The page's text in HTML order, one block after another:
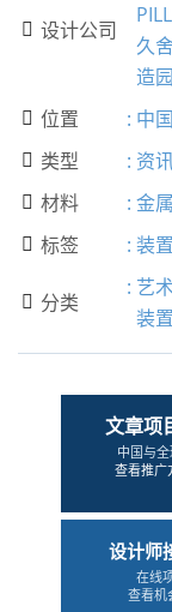
 设计公司
久
造
 位置 : 中国
 类型 : 资
 材料 : 金属
 标签 : 装置
 分类
: 艺
装置
文章项
中国与
查看推
设计师
在线
查看